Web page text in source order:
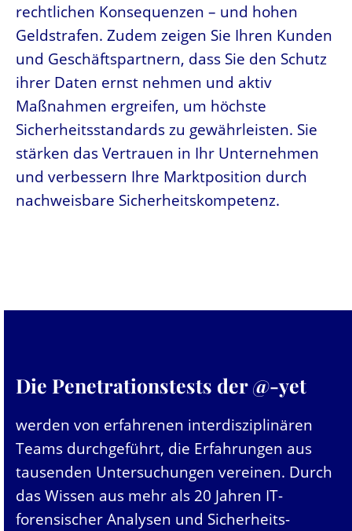
rechtlichen Konsequenzen – und hohen
Geldstrafen. Zudem zeigen Sie Ihren Kunden
und Geschäftspartnern, dass Sie den Schutz
ihrer Daten ernst nehmen und aktiv
Maßnahmen ergreifen, um höchste
Sicherheitsstandards zu gewährleisten. Sie
stärken das Vertrauen in Ihr Unternehmen
und verbessern Ihre Marktposition durch
nachweisbare Sicherheitskompetenz.
Die Penetrationstests der @-yet
werden von erfahrenen interdisziplinären
Teams durchgeführt, die Erfahrungen aus
tausenden Untersuchungen vereinen. Durch
das Wissen aus mehr als 20 Jahren IT-
forensischer Analysen und Sicherheits-